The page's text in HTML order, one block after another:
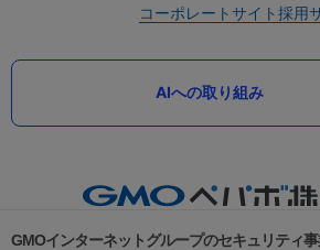
コーポレートサイト採用
AIへの取り組み
GMOインターネットグループのセキュリティ